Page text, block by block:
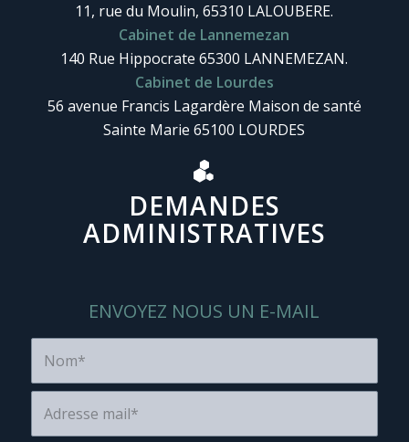
11, rue du Moulin, 65310 LALOUBERE.
Cabinet de Lannemezan
140 Rue Hippocrate 65300 LANNEMEZAN.
Cabinet de Lourdes
56 avenue Francis Lagardère Maison de santé
Sainte Marie 65100 LOURDES
DEMANDES
ADMINISTRATIVES
ENVOYEZ NOUS UN E-MAIL